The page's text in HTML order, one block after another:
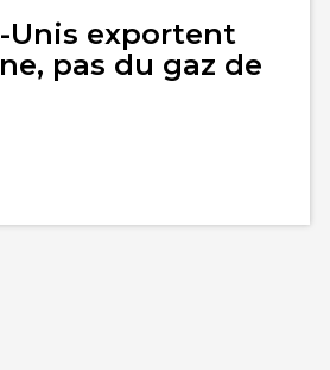
Unis exportent
pas du gaz de